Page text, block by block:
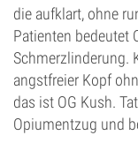
die aufklart, ohne
Patienten bedeutet
Schmerzlinderung.
angstfreier Kopf
das ist OG Kush.
Opiumentzug und